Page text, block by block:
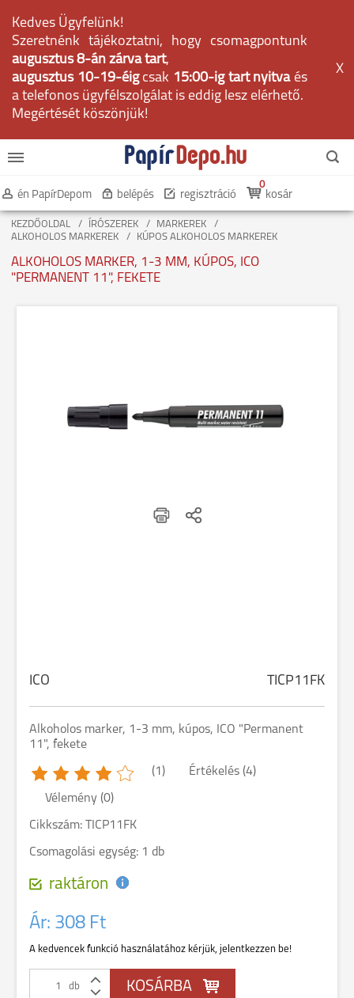
Kedves Ügyfelünk!
Szeretnénk tájékoztatni, hogy csomagpontunk
augusztus 8-án zárva tart,
augusztus 10-19-éig csak 15:00-ig tart nyitvaés
a telefonos ügyfélszolgálat is eddig lesz elérhető.
Megértését köszönjük!
X
én PapírDepom belépés regisztráció kosár
0
KEZDŐOLDAL ÍRÓSZEREK
MARKEREK
ALKOHOLOS MARKEREK
KÚPOS ALKOHOLOS MARKEREK
ALKOHOLOS MARKER, 1-3 MM, KÚPOS, ICO
"PERMANENT 11", FEKETE
ICO TICP11FK
Alkoholos marker, 1-3 mm, kúpos, ICO "Permanent
11", fekete
(1) Értékelés (4)
Vélemény (0)
Cikkszám: TICP11FK
Csomagolási egység: 1 db
raktáron
Ár: 308 Ft
A kedvencek funkció használatához kérjük, jelentkezzen be!
db